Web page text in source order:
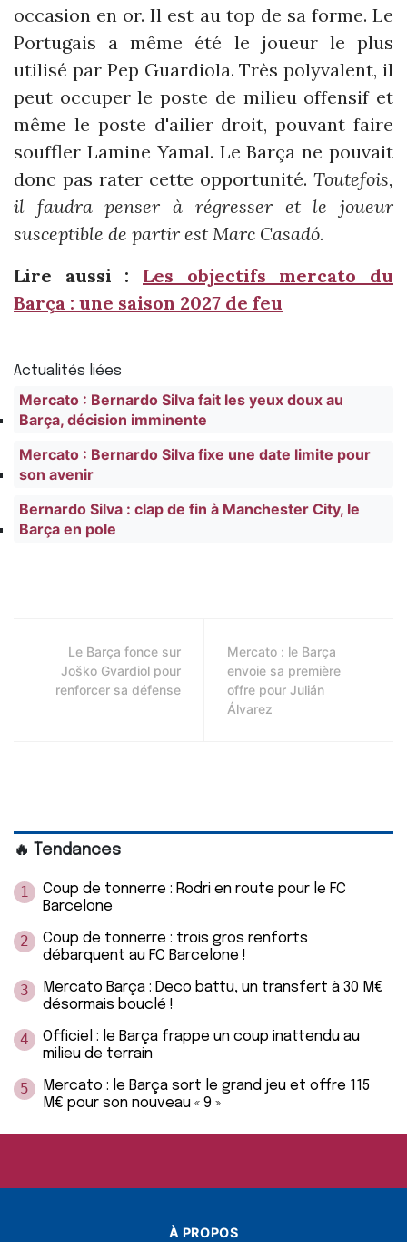
occasion en or. Il est au top de sa forme. Le
Portugais a même été le joueur le plus
utilisé par Pep Guardiola. Très polyvalent, il
peut occuper le poste de milieu offensif et
même le poste d'ailier droit, pouvant faire
souffler Lamine Yamal. Le Barça ne pouvait
donc pas rater cette opportunité. Toutefois,
il faudra penser à régresser et le joueur
susceptible de partir est Marc Casadó.
Lire aussi : Les objectifs mercato du
Barça : une saison 2027 de feu
Actualités liées
Mercato : Bernardo Silva fait les yeux doux au
Barça, décision imminente
Mercato : Bernardo Silva fixe une date limite pour
son avenir
Bernardo Silva : clap de fin à Manchester City, le
Barça en pole
Le Barça fonce sur
Joško Gvardiol pour
renforcer sa défense
Mercato : le Barça
envoie sa première
offre pour Julián
Álvarez
🔥 Tendances
1
Coup de tonnerre : Rodri en route pour le FC
Barcelone
2
Coup de tonnerre : trois gros renforts
débarquent au FC Barcelone !
3
Mercato Barça : Deco battu, un transfert à 30 M€
désormais bouclé !
4
Officiel : le Barça frappe un coup inattendu au
milieu de terrain
5
Mercato : le Barça sort le grand jeu et offre 115
M€ pour son nouveau « 9 »
À PROPOS